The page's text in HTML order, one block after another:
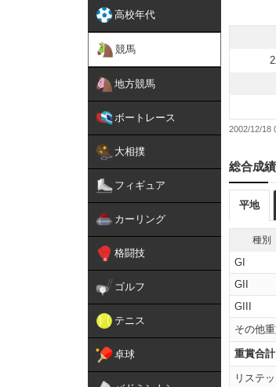
高校年代
競馬
地方競馬
ボートレース
大相撲
フィギュア
カーリング
格闘技
ゴルフ
テニス
卓球
2002/12/18
総合成績
平地
種別
GI
GII
GIII
その他
重賞合計
リステ